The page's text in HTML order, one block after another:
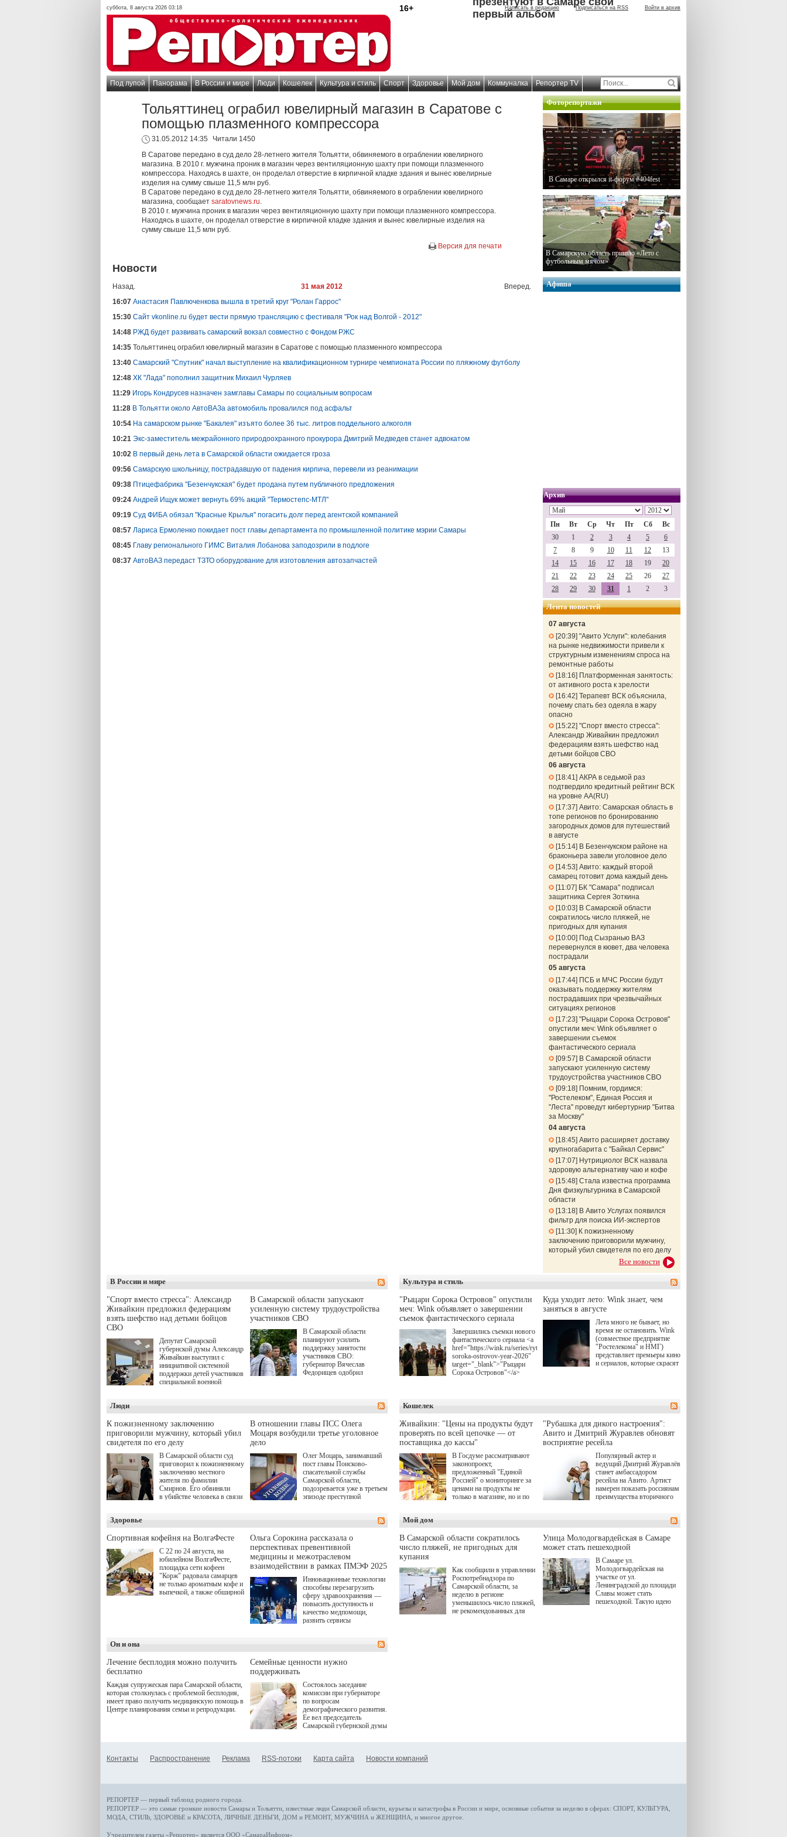
суббота, 8 августа 2026 03:18 16+ Написать в редакцию Подписаться на RSS Войти в архив
первый альбом
Под лупой Панорама В России и мире Люди Кошелек Культура и стиль Спорт Здоровье Мой дом Коммуналка Репортер TV
Тольяттинец ограбил ювелирный магазин в Саратове с
помощью плазменного компрессора
31.05.2012 14:35
Читали 1450
В Саратове передано в суд дело 28-летнего жителя Тольятти, обвиняемого в ограблении ювелирного
магазина. В 2010 г. мужчина проник в магазин через вентиляционную шахту при помощи плазменного
компрессора. Находясь в шахте, он проделал отверстие в кирпичной кладке здания и вынес ювелирные
изделия на сумму свыше 11,5 млн руб.
В Саратове передано в суд дело 28-летнего жителя Тольятти, обвиняемого в ограблении ювелирного
магазина, сообщает saratovnews.ru.
В 2010 г. мужчина проник в магазин через вентиляционную шахту при помощи плазменного компрессора.
Находясь в шахте, он проделал отверстие в кирпичной кладке здания и вынес ювелирные изделия на
сумму свыше 11,5 млн руб.
Версия для печати
Новости
Назад. 31 мая 2012
Вперед.
16:07 Анастасия Павлюченкова вышла в третий круг "Ролан Гаррос"
15:30 Сайт vkonline.ru будет вести прямую трансляцию с фестиваля "Рок над Волгой - 2012"
14:48 РЖД будет развивать самарский вокзал совместно с Фондом РЖС
14:35 Тольяттинец ограбил ювелирный магазин в Саратове с помощью плазменного компрессора
13:40 Самарский "Спутник" начал выступление на квалификационном турнире чемпионата России по пляжному футболу
12:48 ХК "Лада" пополнил защитник Михаил Чурляев
11:29 Игорь Кондрусев назначен замглавы Самары по социальным вопросам
11:28 В Тольятти около АвтоВАЗа автомобиль провалился под асфальт
10:54 На самарском рынке "Бакалея" изъято более 36 тыс. литров поддельного алкоголя
10:21 Экс-заместитель межрайонного природоохранного прокурора Дмитрий Медведев станет адвокатом
10:02 В первый день лета в Самарской области ожидается гроза
09:56 Самарскую школьницу, пострадавшую от падения кирпича, перевели из реанимации
09:38 Птицефабрика "Безенчукская" будет продана путем публичного предложения
09:24 Андрей Ищук может вернуть 69% акций "Термостепс-МТЛ"
09:19 Суд ФИБА обязал "Красные Крылья" погасить долг перед агентской компанией
08:57 Лариса Ермоленко покидает пост главы департамента по промышленной политике мэрии Самары
08:45 Главу регионального ГИМС Виталия Лобанова заподозрили в подлоге
08:37 АвтоВАЗ передаст ТЗТО оборудование для изготовления автозапчастей
Фоторепортажи
В Самаре открылся it-форум #404fest
В Самарскую область пришло «Лето с
футбольным мячом»
Афиша
Архив
Пн Вт Ср Чт Пт Сб
Вс
30
1 2 3 4 5
6
7
8 9 10 11 12
13
14
15 16 17 18 19
20
21
22 23 24 25 26
27
28
29 30 31 1 2 3
Лента новостей
07 августа
20:39 "Авито Услуги": колебания
на рынке недвижимости привели к
структурным изменениям спроса на
ремонтные работы
18:16
Платформенная занятость:
от активного роста к зрелости
16:42 Терапевт ВСК объяснила,
почему спать без одеяла в жару
опасно
15:22 "Спорт вместо стресса":
Александр Живайкин предложил
федерациям взять шефство над
детьми бойцов СВО
06 августа
18:41 АКРА в седьмой раз
подтвердило кредитный рейтинг ВСК
на уровне АА(RU)
17:37 Авито: Самарская область в
топе регионов по бронированию
загородных домов для путешествий
в августе
15:14 В Безенчукском районе на
браконьера завели уголовное дело
14:53 Авито: каждый второй
самарец готовит дома каждый день
11:07
БК "Самара" подписал
защитника Сергея Зоткина
10:03
В Самарской области
сократилось число пляжей, не
пригодных для купания
10:00 Под Сызранью ВАЗ
перевернулся в кювет, два человека
пострадали
05 августа
17:44 ПСБ и МЧС России будут
оказывать поддержку жителям
пострадавших при чрезвычайных
ситуациях регионов
17:23 "Рыцари Сорока Островов"
опустили меч: Wink объявляет о
завершении съемок
фантастического сериала
09:57
В Самарской области
запускают усиленную систему
трудоустройства участников СВО
09:18 Помним, гордимся:
"Ростелеком", Единая Россия и
"Леста" проведут кибертурнир "Битва
за Москву"
04 августа
18:45 Авито расширяет доставку
крупногабарита с "Байкал Сервис"
17:07
Нутрициолог ВСК назвала
здоровую альтернативу чаю и кофе
15:48 Стала известна программа
Дня физкультурника в Самарской
области
13:18 В Авито Услугах появился
фильтр для поиска ИИ-экспертов
11:30 К пожизненному
заключению приговорили мужчину,
который убил свидетеля по его делу
Все новости
В России и мире
"Спорт вместо стресса": Александр
Живайкин предложил федерациям
взять шефство над детьми бойцов
СВО
Депутат Самарской
губернской думы Александр
Живайкин выступил с
инициативой системной
поддержки детей участников
специальной военной
"Помощь фронту и семьям
участников СВО", которая
прошла в Отрадном 7
августа.
В Самарской области запускают
усиленную систему трудоустройства
участников СВО
В Самарской области
планируют усилить
поддержку занятости
участников СВО:
губернатор Вячеслав
Федорищев одобрил
Живайкина, направленные
на трудоустройство и более
спокойную адаптацию к
мирной жизни.
Культура и стиль
"Рыцари Сорока Островов" опустили
меч: Wink объявляет о завершении
съемок фантастического сериала
Завершились съемки нового
фантастического сериала <a
href="https://wink.ru/series/rytsari-
soroka-ostrovov-year-2026"
target="_blank">"Рыцари
Сорока Островов"</a>
одноименного романа
Сергея Лукьяненко. Главные
роли в проекте исполнили
Артем Кошман, Полина
Гухман, Вероника
Устимова, Олег Савостюк,
Святослав Рогожан, Кузьма
Котрелёв, Никита
Кологривый, Елисей
Чучилин, Александра
Нестерова, Ника Жукова, а
Волкова в роли родителей.
Режиссер-постановщик
проекта — Егор Чичканов
(сериалы "Комбинация", "И
Куда уходит лето: Wink знает, чем
заняться в августе
Лета много не бывает, но
время не остановить. Wink
(совместное предприятие
"Ростелекома" и НМГ)
представляет премьеры кино
и сериалов, которые скрасят
target="_blank">"Холод"
</a> (18+) останется только
на экране — весь август по
четвергам продолжат
выходить новые эпизоды
сериала, в котором
беспощадным возмездием в
духе графа Монте-Кристо
занимается наша
современница.
Люди
К пожизненному заключению
приговорили мужчину, который убил
свидетеля по его делу
В Самарской области суд
приговорил к пожизненному
заключению местного
жителя по фамилии
Смирнов. Его обвиняли
в убийстве человека в связи
В отношении главы ПСС Олега
Моцаря возбудили третье уголовное
дело
Олег Моцарь, занимавший
пост главы Поисково-
спасательной службы
Самарской области,
подозревается уже в третьем
эпизоде преступной
о превышении полномочий,
а сам он находится в СИЗО.
Кошелек
Живайкин: "Цены на продукты будут
проверять по всей цепочке — от
поставщика до кассы"
В Госдуме рассматривают
законопроект,
предложенный "Единой
Россией" о мониторинге за
ценами на продукты не
только в магазине, но и по
подорожания было понятно,
где именно цена "поехала"
вверх и кто её разогнал.
"Рубашка для дикого настроения":
Авито и Дмитрий Журавлев обновят
восприятие ресейла
Популярный актер и
ведущий Дмитрий Журавлёв
станет амбассадором
ресейла на Авито. Артист
намерен показать россиянам
преимущества вторичного
для современного и умного
человека.
Здоровье
Спортивная кофейня на ВолгаФесте
С 22 по 24 августа, на
юбилейном ВолгаФесте,
площадка сети кофеен
"Корж" радовала самарцев
не только ароматным кофе и
выпечкой, а также обширной
Ольга Сорокина рассказала о
перспективах превентивной
медицины и межотраслевом
взаимодействии в рамках ПМЭФ 2025
Инновационные технологии
способны перезагрузить
сферу здравоохранения —
повысить доступность и
качество медпомощи,
развить сервисы
определенными барьерами.
К ним можно отнести
возникающие при работе с
данными пациентов. Для
более динамичного роста
проникновения инноваций в
сегмент необходимо кросс-
отраслевое взаимодействие
рассказала Ольга Сорокина,
ходе сессии "Развитие
качества жизни" в рамках
ПМЭФ 2025. В дискуссии
Мой дом
В Самарской области сократилось
число пляжей, не пригодных для
купания
Как сообщили в управлении
Роспотребнадзора по
Самарской области, за
неделю в регионе
уменьшилось число пляжей,
не рекомендованных для
Улица Молодогвардейская в Самаре
может стать пешеходной
В Самаре ул.
Молодогвардейская на
участке от ул.
Ленинградской до площади
Славы может стать
пешеходной. Такую идею
Он и она
Лечение бесплодия можно получить
бесплатно
Каждая супружеская пара Самарской области,
которая столкнулась с проблемой бесплодия,
имеет право получить медицинскую помощь в
Центре планирования семьи и репродукции.
Семейные ценности нужно
поддерживать
Состоялось заседание
комиссии при губернаторе
по вопросам
демографического развития.
Ее вел председатель
Самарской губернской думы
Контакты Распространение Реклама RSS-потоки Карта сайта Новости компаний
РЕПОРТЕР — первый таблоид родного города.
РЕПОРТЕР — это самые громкие новости Самары и Тольятти, известные люди Самарской области, курьезы и катастрофы в России и мире , основные события за неделю в сферах: СПОРТ, КУЛЬТУРА,
МОДА, СТИЛЬ ЗДОРОВЬЕ и КРАСОТА ЛИЧНЫЕ ДЕНЬГИ ДОМ и РЕМОНТ, МУЖЧИНА и ЖЕНЩИНА , и многое другое
Учредителем газеты «Репортер» является ООО «СамараИнформ»